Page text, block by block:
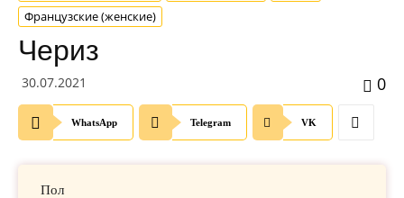
Французские (женские)
Чериз
30.07.2021 0
WhatsApp Telegram VK
Пол